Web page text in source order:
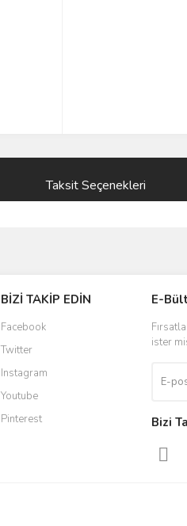
Taksit Seçenekleri
BİZİ TAKİP EDİN
Facebook
Twitter
Instagram
Youtube
Pinterest
E-
ister
Bizi